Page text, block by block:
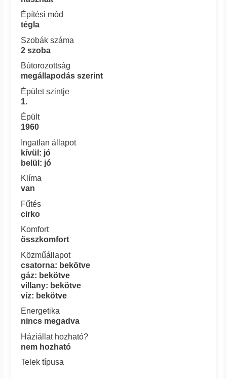
Építési mód
tégla
Szobák száma
2 szoba
Bútorozottság
megállapodás szerint
Épület szintje
1.
Épült
1960
Ingatlan állapot
kívül: jó
belül: jó
Klíma
van
Fűtés
cirko
Komfort
összkomfort
Közműállapot
csatorna: bekötve
gáz: bekötve
villany: bekötve
víz: bekötve
Energetika
nincs megadva
Háziállat hozható?
nem hozható
Telek típusa